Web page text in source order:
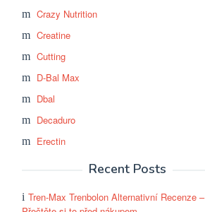
Crazy Nutrition
Creatine
Cutting
D-Bal Max
Dbal
Decaduro
Erectin
Recent Posts
Tren-Max Trenbolon Alternativní Recenze –